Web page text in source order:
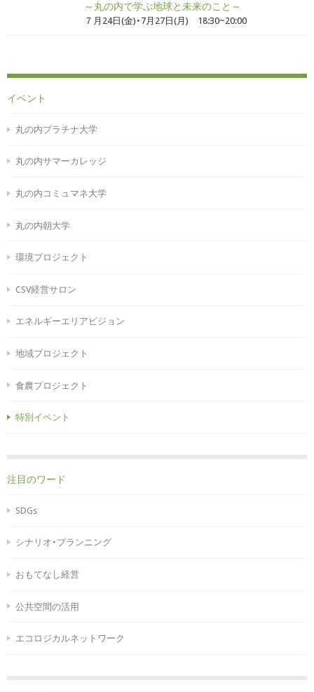
～丸の内で学ぶ地球と未来のこと～
７月24日(金)・7月27日(月) 18:30~20:00
イベント
丸の内プラチナ大学
丸の内サマーカレッジ
丸の内コミュマネ大学
丸の内朝大学
環境プロジェクト
CSV経営サロン
エネルギーエリアビジョン
地域プロジェクト
食農プロジェクト
特別イベント
注目のワード
SDGs
シナリオ・プランニング
おもてなし経営
公共空間の活用
エコロジカルネットワーク